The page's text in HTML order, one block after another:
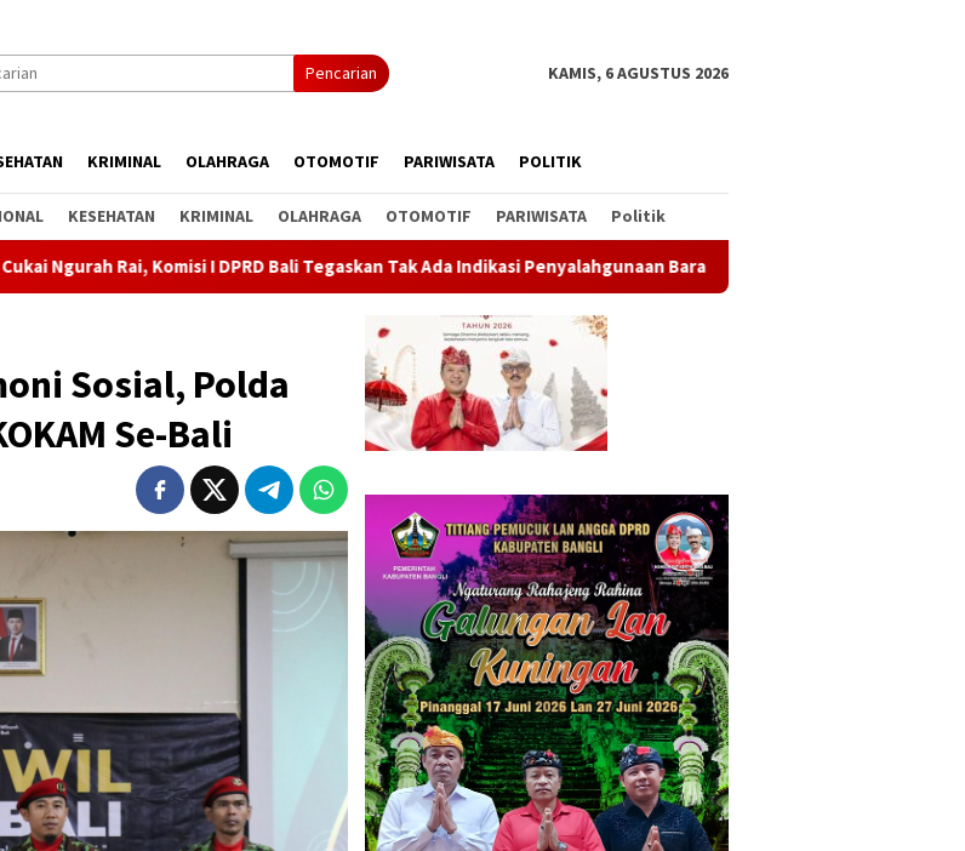
Pencarian KAMIS, 6 AGUSTUS 2026
KRIMINAL OLAHRAGA OTOMOTIF PARIWISATA POLITIK
KESEHATAN KRIMINAL OLAHRAGA OTOMOTIF PARIWISATA Politik
I DPRD Bali Tegaskan Tak Ada Indikasi Penyalahgunaan Barang Sitaan Rahina Tumpek Krulut, Pemkab
Sosial, Polda
Se-Bali